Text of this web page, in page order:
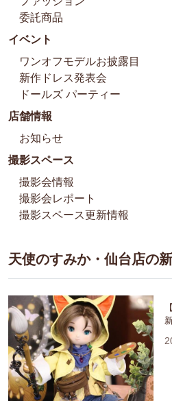
委託商品
イベント
ワンオフモデルお披露目
新作ドレス発表会
ドールズ パーティー
店舗情報
お知らせ
撮影スペース
撮影会情報
撮影会レポート
撮影スペース更新情報
天使のすみか・仙台店の